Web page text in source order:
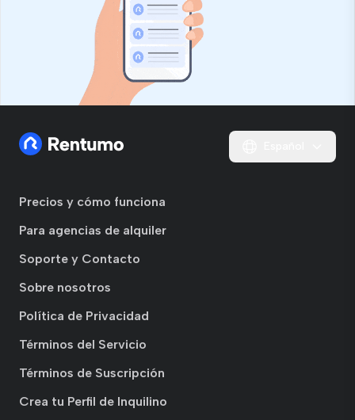
Precios y cómo funciona
Para agencias de alquiler
Soporte y Contacto
Sobre nosotros
Política de Privacidad
Términos del Servicio
Términos de Suscripción
Crea tu Perfil de Inquilino